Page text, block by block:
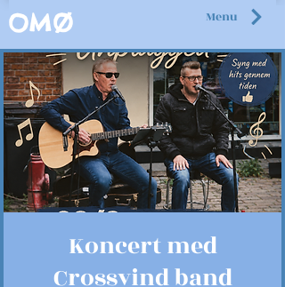
Menu
OMØ
Koncert med
Crossvind band